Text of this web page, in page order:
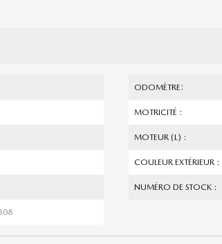
ODOMÈTRE:
MOTRICITÉ :
MOTEUR (L) :
COULEUR EXTÉRIEUR :
NUMÉRO DE STOCK :